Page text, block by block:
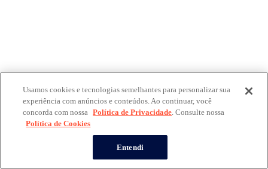
Usamos cookies e tecnologias semelhantes para personalizar sua
experiência com anúncios e conteúdos. Ao continuar, você
concorda com nossa Política de Privacidade. Consulte nossa
Política de Cookies
Entendi